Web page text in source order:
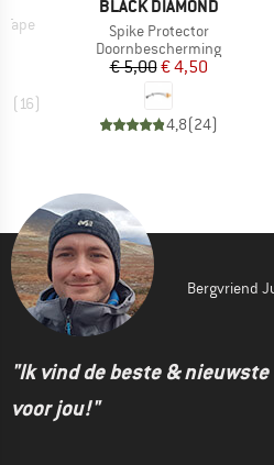
( 16)
MERK
BLACK DIAMOND
Artikel
Spike Protector
Productgroep
Doornbescherming
Prijs
€ 5,00Verlaagde prijs
€ 4,50
4,8(24)
Bergvriend
"Ik vind de beste &
voor jou!"